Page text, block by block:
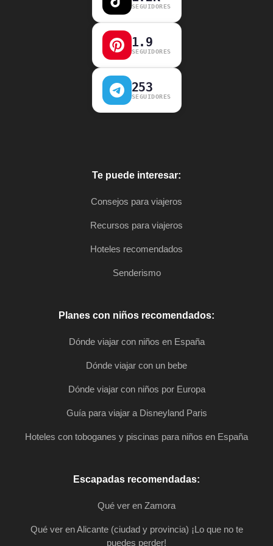
SEGUIDORES
1.9
SEGUIDORES
253
SEGUIDORES
Te puede interesar:
Consejos para viajeros
Recursos para viajeros
Hoteles recomendados
Senderismo
Planes con niños recomendados:
Dónde viajar con niños en España
Dónde viajar con un bebe
Dónde viajar con niños por Europa
Guía para viajar a Disneyland Paris
Hoteles con toboganes y piscinas para niños en España
Escapadas recomendadas:
Qué ver en Zamora
Qué ver en Alicante (ciudad y provincia) ¡Lo que no te
puedes perder!